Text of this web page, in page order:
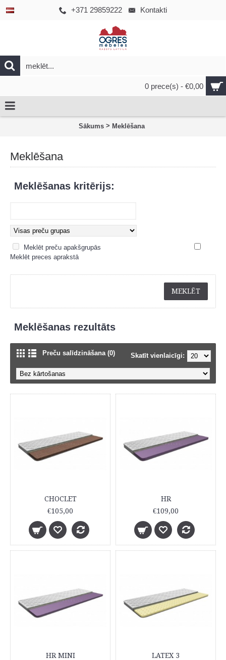
+371 29859222 Kontakti
0 prece(s) - €0,00
Sākums > Meklēšana
Meklēšana
Meklēšanas kritērijs:
Meklēt preču apakšgrupās
Meklēt preces aprakstā
Meklēšanas rezultāts
Preču salīdzināšana (0) Skatīt vienlaicīgi:
CHOCLET
€105,00
HR
€109,00
HR MINI
LATEX 3